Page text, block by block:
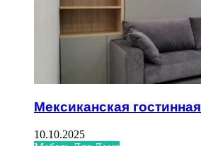
Мексиканская гостинная
10.10.2025